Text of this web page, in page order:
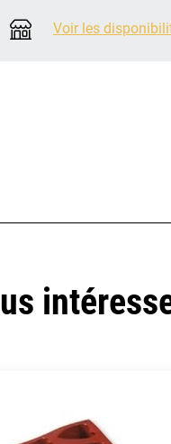
Voir les